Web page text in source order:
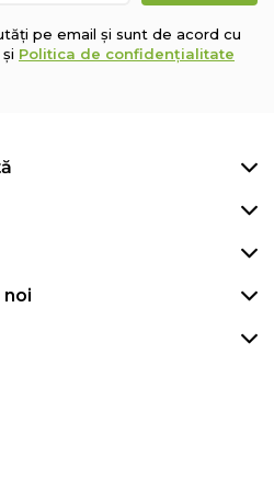
pe email și sunt de acord cu
și Politica de confidențialitate